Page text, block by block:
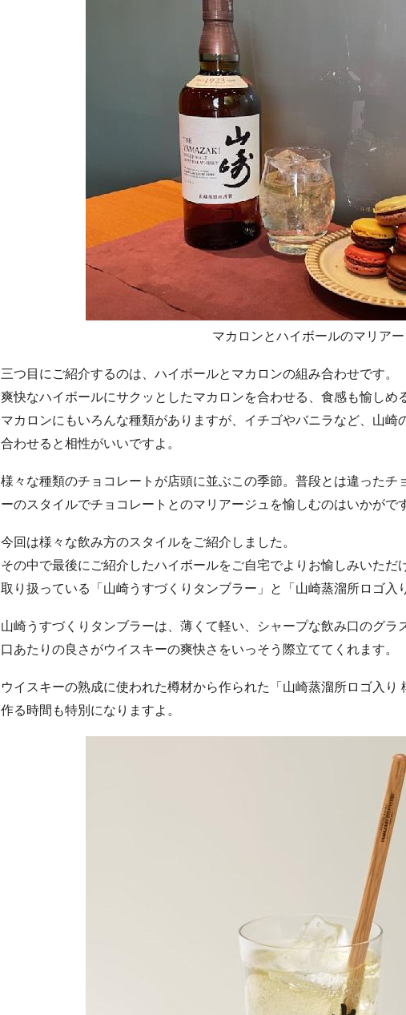
マカロンとハイボールのマリアー
三つ目にご紹介するのは、ハイボールとマカロンの組み合わせです。
爽快なハイボールにサクッとしたマカロンを合わせる、食感も愉しめ
マカロンにもいろんな種類がありますが、イチゴやバニラなど、山崎
合わせると相性がいいですよ。
様々な種類のチョコレートが店頭に並ぶこの季節。普段とは違ったチ
ーのスタイルでチョコレートとのマリアージュを愉しむのはいかがで
今回は様々な飲み方のスタイルをご紹介しました。
その中で最後にご紹介したハイボールをご自宅でよりお愉しみいた
取り扱っている「山崎うすづくりタンブラー」と「山崎蒸溜所ロゴ入
山崎うすづくりタンブラーは、薄くて軽い、シャープな飲み口のグラ
口あたりの良さがウイスキーの爽快さをいっそう際立ててくれます。
ウイスキーの熟成に使われた樽材から作られた「山崎蒸溜所ロゴ入り
作る時間も特別になりますよ。